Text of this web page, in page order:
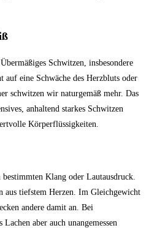
Schwitzen, insbesondere
auf eine Schwäche des Herzbluts oder
schwitzen wir naturgemäß mehr. Das
anhaltend starkes Schwitzen
Körperflüssigkeiten.
Klang oder Lautausdruck.
aus tiefstem Herzen. Im Gleichgewicht
andere damit an. Bei
aber auch unangemessen